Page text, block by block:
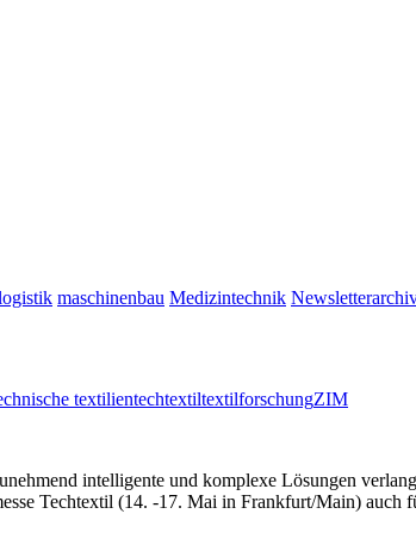
maschinenbau Medizintechnik
textilientechtextiltextilforschungZIM
intelligente und komplexe Lösungen
Techtextil (14. -17. Mai in Frankfurt/Main) auch